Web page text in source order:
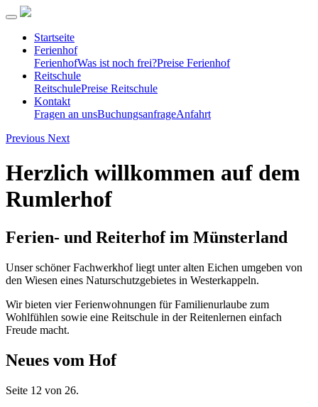
Startseite
Ferienhof
FerienhofWas ist noch frei?Preise Ferienhof
Reitschule
ReitschulePreise Reitschule
Kontakt
Fragen an unsBuchungsanfrageAnfahrt
Previous Next
Herzlich willkommen auf dem
Rumlerhof
Ferien- und Reiterhof im Münsterland
Unser schöner Fachwerkhof liegt unter alten Eichen umgeben von
den Wiesen eines Naturschutzgebietes in Westerkappeln.
Wir bieten vier Ferienwohnungen für Familienurlaube zum
Wohlfühlen sowie eine Reitschule in der Reitenlernen einfach
Freude macht.
Neues vom Hof
Seite 12 von 26.